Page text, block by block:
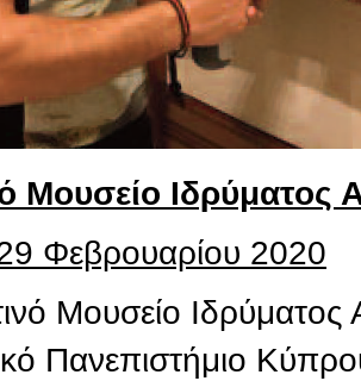
Μουσείο Ιδρύματος
Φεβρουαρίου 2020
Μουσείο
Πανεπιστήμιο